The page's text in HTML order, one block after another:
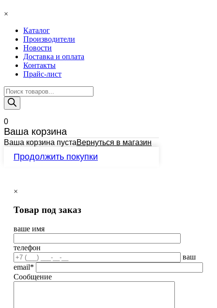
×
Каталог
Производители
Новости
Доставка и оплата
Контакты
Прайс-лист
Поиск
товаров
0
Ваша корзина
Ваша корзина пустаВернуться в магазин
Продолжить покупки
×
Товар под заказ
ваше имя
телефон
ваш
email*
Сообщение